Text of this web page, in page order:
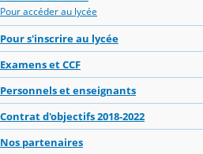
Pour accéder au lycée
Pour s'inscrire au lycée
Examens et CCF
Personnels et enseignants
Contrat d'objectifs 2018-2022
Nos partenaires